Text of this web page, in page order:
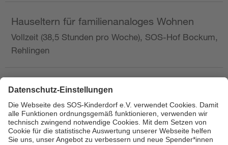
Hauseltern für familienanaloges Wohnen
Vollzeit (38,5 Stunden pro Woche), SOS-Hof Bockum,
Rehlingen
Hauswirtschafterin / Köchin (m/w/d) als
Ausbilderin (m/w/d) im Bereich
Nahrungszubereitung
in Vollzeit (38,5 Std./Wo.), SOS-Kinderdorf